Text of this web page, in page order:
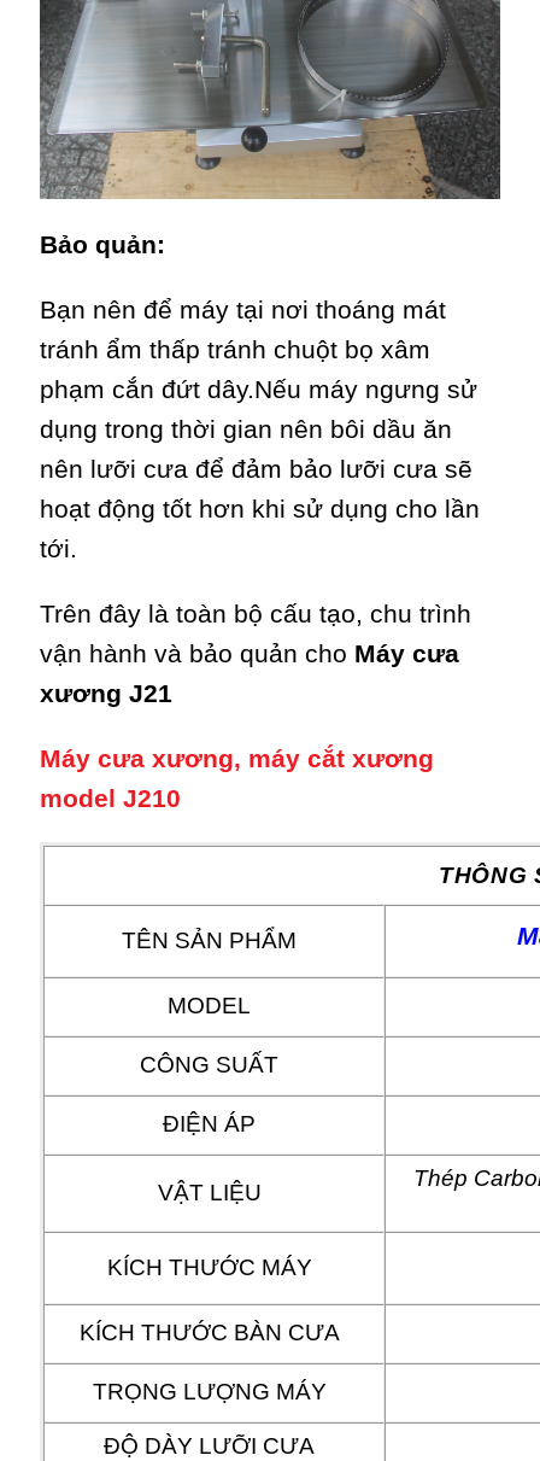
Bảo quản:
Bạn nên để máy tại nơi thoáng mát
tránh ẩm thấp tránh chuột bọ xâm
phạm cắn đứt dây.Nếu máy ngưng sử
dụng trong thời gian nên bôi dầu ăn
nên lưỡi cưa để đảm bảo lưỡi cưa sẽ
hoạt động tốt hơn khi sử dụng cho lần
tới.
Trên đây là toàn bộ cấu tạo, chu trình
vận hành và bảo quản cho Máy cưa
xương J21
Máy cưa xương, máy cắt xương
model J210
THÔNG
TÊN SẢN PHẨM
MODEL
CÔNG SUẤT
ĐIỆN ÁP
VẬT LIỆU
Thép
KÍCH THƯỚC MÁY
KÍCH THƯỚC BÀN CƯA
TRỌNG LƯỢNG MÁY
ĐỘ DÀY LƯỠI CƯA